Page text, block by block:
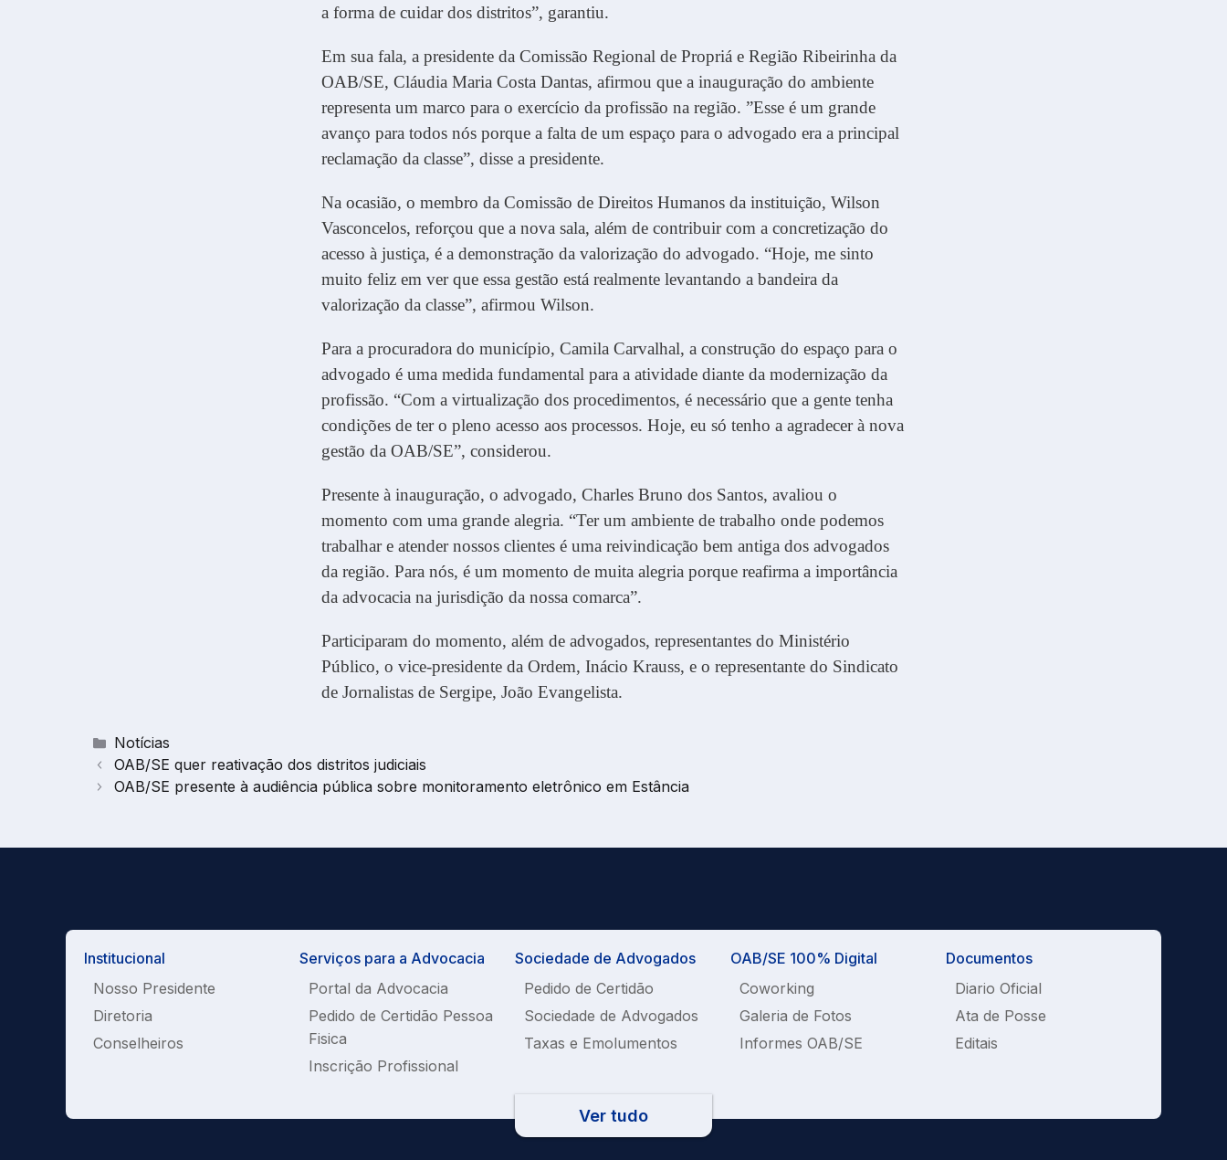
a forma de cuidar dos distritos”, garantiu.
Em sua fala, a presidente da Comissão Regional de Propriá e Região Ribeirinha da
OAB/SE, Cláudia Maria Costa Dantas, afirmou que a inauguração do ambiente
representa um marco para o exercício da profissão na região. ”Esse é um grande
avanço para todos nós porque a falta de um espaço para o advogado era a principal
reclamação da classe”, disse a presidente.
Na ocasião, o membro da Comissão de Direitos Humanos da instituição, Wilson
Vasconcelos, reforçou que a nova sala, além de contribuir com a concretização do
acesso à justiça, é a demonstração da valorização do advogado. “Hoje, me sinto
muito feliz em ver que essa gestão está realmente levantando a bandeira da
valorização da classe”, afirmou Wilson.
Para a procuradora do município, Camila Carvalhal, a construção do espaço para o
advogado é uma medida fundamental para a atividade diante da modernização da
profissão. “Com a virtualização dos procedimentos, é necessário que a gente tenha
condições de ter o pleno acesso aos processos. Hoje, eu só tenho a agradecer à nova
gestão da OAB/SE”, considerou.
Presente à inauguração, o advogado, Charles Bruno dos Santos, avaliou o
momento com uma grande alegria. “Ter um ambiente de trabalho onde podemos
trabalhar e atender nossos clientes é uma reivindicação bem antiga dos advogados
da região. Para nós, é um momento de muita alegria porque reafirma a importância
da advocacia na jurisdição da nossa comarca”.
Participaram do momento, além de advogados, representantes do Ministério
Público, o vice-presidente da Ordem, Inácio Krauss, e o representante do Sindicato
de Jornalistas de Sergipe, João Evangelista.
Categorias
Notícias
OAB/SE quer reativação dos distritos judiciais
OAB/SE presente à audiência pública sobre monitoramento eletrônico em Estância
Institucional
Nosso Presidente
Diretoria
Conselheiros
Serviços para a Advocacia
Portal da Advocacia
Pedido de Certidão Pessoa
Fisica
Inscrição Profissional
Sociedade de Advogados
Pedido de Certidão
Sociedade de Advogados
Taxas e Emolumentos
OAB/SE 100% Digital
Coworking
Galeria de Fotos
Informes OAB/SE
Documentos
Diario Oficial
Ata de Posse
Editais
Ver tudo